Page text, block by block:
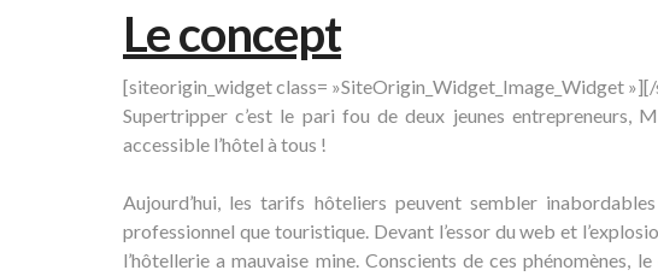
Le concept
[siteorigin_widget class= »SiteOrigin_Widget_Image_Widget »][/
Supertripper c’est le pari fou de deux jeunes entrepreneurs,
accessible l’hôtel à tous !
Aujourd’hui, les tarifs hôteliers peuvent sembler
professionnel que touristique. Devant l’essor du web et
l’hôtellerie a mauvaise mine. Conscients de ces